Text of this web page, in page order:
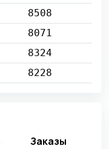
8508
8071
8324
8228
Заказы